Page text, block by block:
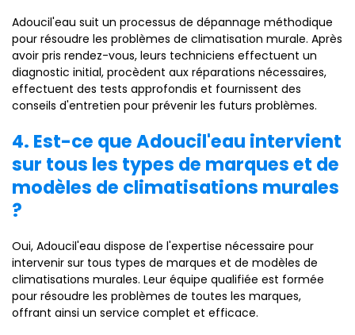
Adoucil'eau suit un processus de dépannage méthodique
pour résoudre les problèmes de climatisation murale. Après
avoir pris rendez-vous, leurs techniciens effectuent un
diagnostic initial, procèdent aux réparations nécessaires,
effectuent des tests approfondis et fournissent des
conseils d'entretien pour prévenir les futurs problèmes.
4. Est-ce que Adoucil'eau intervient
sur tous les types de marques et de
modèles de climatisations murales
?
Oui, Adoucil'eau dispose de l'expertise nécessaire pour
intervenir sur tous types de marques et de modèles de
climatisations murales. Leur équipe qualifiée est formée
pour résoudre les problèmes de toutes les marques,
offrant ainsi un service complet et efficace.